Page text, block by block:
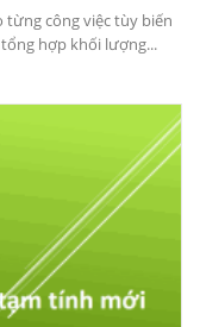
từng công việc tùy biến
hợp khối lượng...